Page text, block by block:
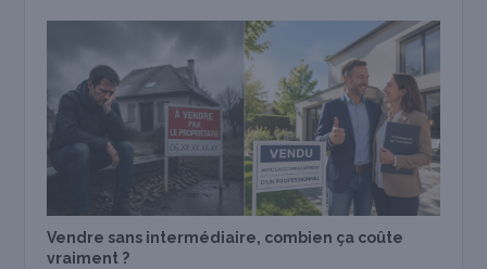
Vendre sans intermédiaire, combien ça coûte
vraiment ?